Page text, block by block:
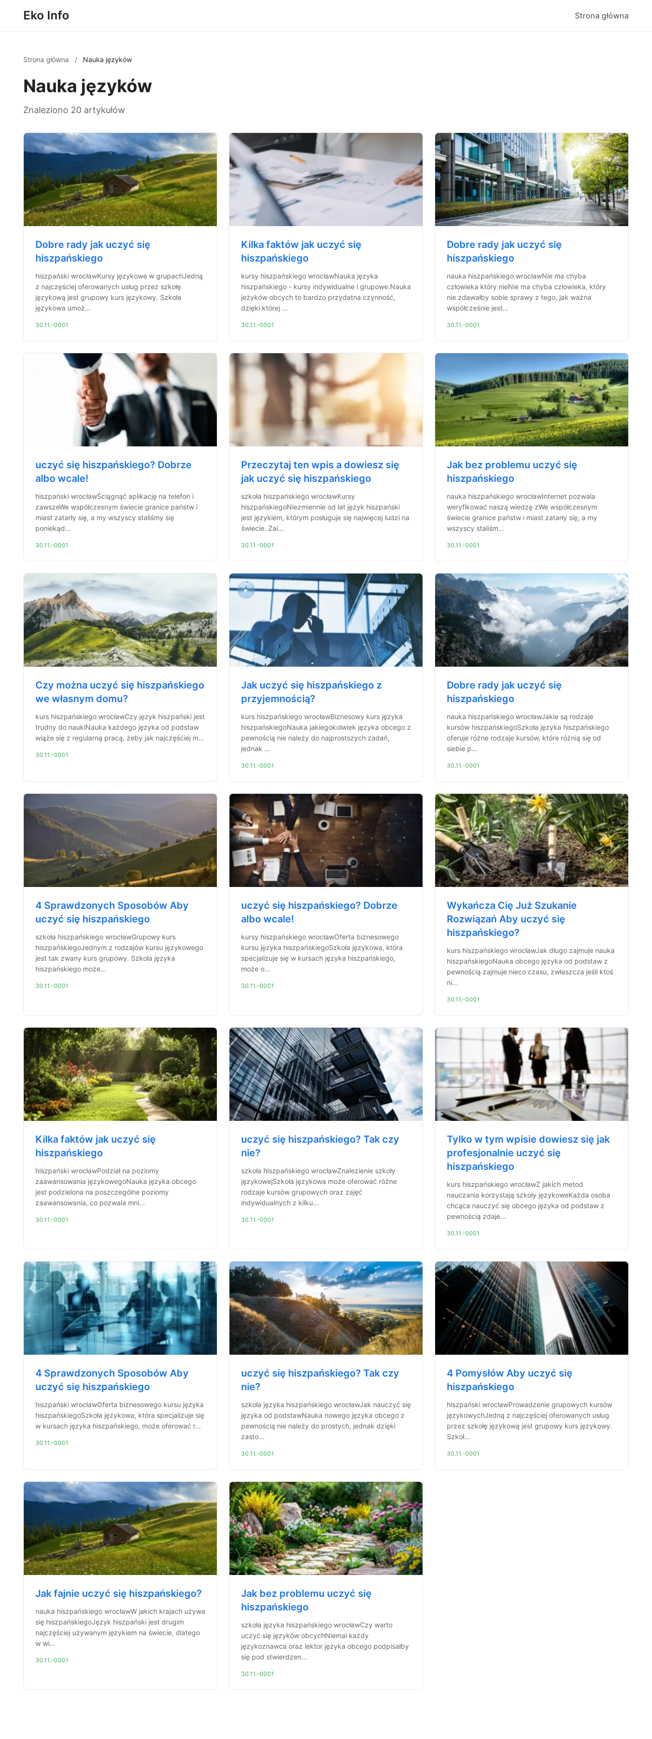
Eko Info Strona główna
Strona główna / Nauka języków
Nauka języków
Znaleziono 20 artykułów
Dobre rady jak uczyć się
hiszpańskiego
hiszpański wrocławKursy językowe w grupachJedną
z najczęściej oferowanych usług przez szkołę
językową jest grupowy kurs językowy. Szkoła
językowa umoż...
30.11.-0001
Kilka faktów jak uczyć się
hiszpańskiego
kursy hiszpańskiego wrocławNauka języka
hiszpańskiego - kursy indywidualne i grupowe.Nauka
jeżyków obcych to bardzo przydatna czynność,
dzięki której ...
30.11.-0001
Dobre rady jak uczyć się
hiszpańskiego
nauka hiszpańskiego wrocławNie ma chyba
człowieka który nieNie ma chyba człowieka, który
nie zdawałby sobie sprawy z tego, jak ważna
współcześnie jest...
30.11.-0001
uczyć się hiszpańskiego? Dobrze
albo wcale!
hiszpański wrocławŚciągnąć aplikację na telefon i
zawszeWe współczesnym świecie granice państw i
miast zatarły się, a my wszyscy staliśmy się
poniekąd...
30.11.-0001
Przeczytaj ten wpis a dowiesz się
jak uczyć się hiszpańskiego
szkoła hiszpańskiego wrocławKursy
hiszpańskiegoNiezmiennie od lat język hiszpański
jest językiem, którym posługuje się najwięcej ludzi na
świecie. Zai...
30.11.-0001
Jak bez problemu uczyć się
hiszpańskiego
nauka hiszpańskiego wrocławInternet pozwala
weryfikować naszą wiedzę zWe współczesnym
świecie granice państw i miast zatarły się, a my
wszyscy staliśm...
30.11.-0001
Czy można uczyć się hiszpańskiego
we własnym domu?
kurs hiszpańskiego wrocławCzy język hiszpański jest
trudny do naukiNauka każdego języka od podstaw
wiąże się z regularną pracą, żeby jak najczęściej m...
30.11.-0001
Jak uczyć się hiszpańskiego z
przyjemnością?
kurs hiszpańskiego wrocławBiznesowy kurs języka
hiszpańskiegoNauka jakiegokolwiek języka obcego z
pewnością nie należy do najprostszych zadań,
jednak ...
30.11.-0001
Dobre rady jak uczyć się
hiszpańskiego
nauka hiszpańskiego wrocławJakie są rodzaje
kursów hiszpańskiegoSzkoła języka hiszpańskiego
oferuje różne rodzaje kursów, które różnią się od
siebie p...
30.11.-0001
4 Sprawdzonych Sposobów Aby
uczyć się hiszpańskiego
szkoła hiszpańskiego wrocławGrupowy kurs
hiszpańskiegoJednym z rodzajów kursu językowego
jest tak zwany kurs grupowy. Szkoła języka
hiszpańskiego może...
30.11.-0001
uczyć się hiszpańskiego? Dobrze
albo wcale!
kursy hiszpańskiego wrocławOferta biznesowego
kursu języka hiszpańskiegoSzkoła językowa, która
specjalizuje się w kursach języka hiszpańskiego,
może o...
30.11.-0001
Wykańcza Cię Już Szukanie
Rozwiązań Aby uczyć się
hiszpańskiego?
kurs hiszpańskiego wrocławJak długo zajmuje nauka
hiszpańskiegoNauka obcego języka od podstaw z
pewnością zajmuje nieco czasu, zwłaszcza jeśli ktoś
ni...
30.11.-0001
Kilka faktów jak uczyć się
hiszpańskiego
hiszpański wrocławPodział na poziomy
zaawansowania językowegoNauka języka obcego
jest podzielona na poszczególne poziomy
zaawansowania, co pozwala mni...
30.11.-0001
uczyć się hiszpańskiego? Tak czy
nie?
szkoła hiszpańskiego wrocławZnalezienie szkoły
językowejSzkoła językowa może oferować różne
rodzaje kursów grupowych oraz zajęć
indywidualnych z kilku...
30.11.-0001
Tylko w tym wpisie dowiesz się jak
profesjonalnie uczyć się
hiszpańskiego
kurs hiszpańskiego wrocławZ jakich metod
nauczania korzystają szkoły językoweKażda osoba
chcąca nauczyć się obcego języka od podstaw z
pewnością zdaje...
30.11.-0001
4 Sprawdzonych Sposobów Aby
uczyć się hiszpańskiego
hiszpański wrocławOferta biznesowego kursu języka
hiszpańskiegoSzkoła językowa, która specjalizuje się
w kursach języka hiszpańskiego, może oferować r...
30.11.-0001
uczyć się hiszpańskiego? Tak czy
nie?
szkoła języka hiszpańskiego wrocławJak nauczyć się
języka od podstawNauka nowego języka obcego z
pewnością nie należy do prostych, jednak dzięki
zasto...
30.11.-0001
4 Pomysłów Aby uczyć się
hiszpańskiego
hiszpański wrocławProwadzenie grupowych kursów
językowychJedną z najczęściej oferowanych usług
przez szkołę językową jest grupowy kurs językowy.
Szkoł...
30.11.-0001
Jak fajnie uczyć się hiszpańskiego?
nauka hiszpańskiego wrocławW jakich krajach używa
się hiszpańskiegoJęzyk hiszpański jest drugim
najczęściej używanym językiem na świecie, dlatego
w wi...
30.11.-0001
Jak bez problemu uczyć się
hiszpańskiego
szkoła języka hiszpańskiego wrocławCzy warto
uczyć się języków obcychNiemal każdy
językoznawca oraz lektor języka obcego podpisałby
się pod stwierdzen...
30.11.-0001